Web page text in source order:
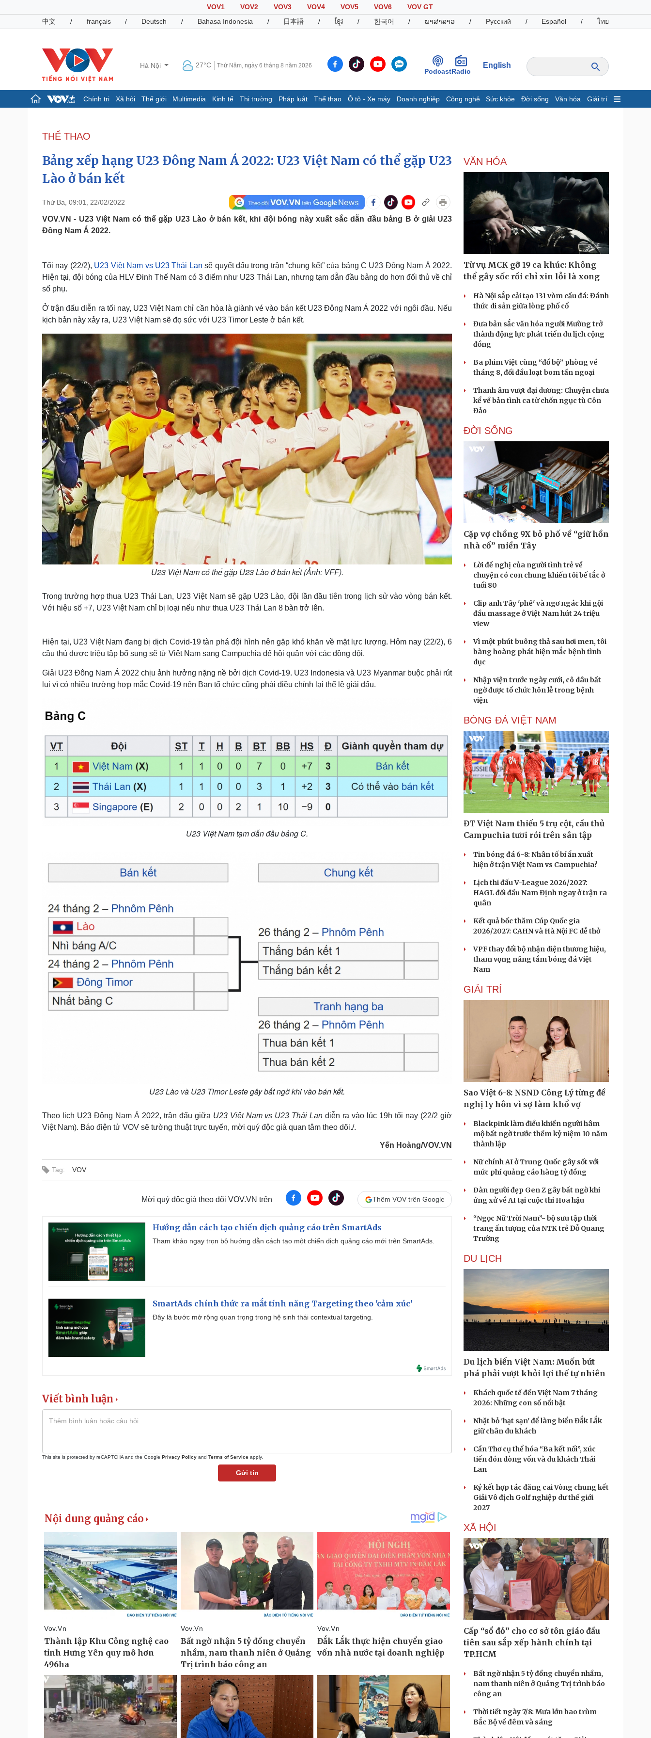
VOV1 VOV2 VOV3 VOV4 VOV5 VOV6
VOV GT
中文
/ français / Deutsch / Bahasa Indonesia / 日本語 / ខ្មែរ / 한국어 / ພາສາລາວ / Русский / Español / ไทย
Hà Nội 27°C Thứ Năm, ngày 6 tháng 8 năm 2026
PodcastRadio
English
Chính trị Xã hội Thế giới Multimedia Kinh tế Thị trường Pháp luật Thể thao Ô tô - Xe máy Doanh nghiệp Công nghệ Sức khỏe Đời sống Văn hóa Giải trí
Đảng
Tổ chức nhân sự
Quốc hội
Nhận diện sự thật
Dấu ấn VOV
Infographic
Giá cà phê
Pháp luật
Tin nóng
Tư vấn luật
Việt Nam
Thể thao
Lịch thi đấu bóng đá
Ô tô - Xe máy
Xe máy
Doanh nghiệp
Thông tin doanh nghiệp
Doanh nghiệp 24h
Công nghệ
Sành điệu
Tin Công nghệ
Trải nghiệm
Chuyển đổi số
Sức khỏe
Dinh dưỡng - món ngon
Cây thuốc
Sản phụ khoa
Nhi khoa
Nam khoa
Làm đẹp - giảm cân
Phòng mạch online
Ăn sạch sống khỏe
Đời sống
Tình yêu - Gia đình
Văn hóa
Sân khấu - Điện ảnh
Âm nhạc
Di sản
Giải trí
Du lịch
check-in
Podcast
Đọc truyện đêm khuya
Cửa sổ tình yêu
Hạt giống tâm hồn
Cải chính
THỂ THAO
Bảng xếp hạng U23 Đông Nam Á 2022: U23 Việt Nam có thể gặp U23
Lào ở bán kết
Thứ Ba, 09:01, 22/02/2022
VOV.VN - U23 Việt Nam có thể gặp U23 Lào ở bán kết, khi đội bóng này xuất sắc dẫn đầu bảng B ở giải U23
Đông Nam Á 2022.
Tối nay (22/2), U23 Việt Nam vs U23 Thái Lan sẽ quyết đấu trong trận “chung kết” của bảng C U23 Đông Nam Á 2022.
Hiện tại, đội bóng của HLV Đinh Thế Nam có 3 điểm như U23 Thái Lan, nhưng tạm dẫn đầu bảng do hơn đối thủ về chỉ
số phụ.
Ở trận đấu diễn ra tối nay, U23 Việt Nam chỉ cần hòa là giành vé vào bán kết U23 Đông Nam Á 2022 với ngôi đầu. Nếu
kịch bản này xảy ra, U23 Việt Nam sẽ đọ sức với U23 Timor Leste ở bán kết.
U23 Việt Nam có thể gặp U23 Lào ở bán kết (Ảnh: VFF).
Trong trường hợp thua U23 Thái Lan, U23 Việt Nam sẽ gặp U23 Lào, đội lần đầu tiên trong lịch sử vào vòng bán kết.
Với hiệu số +7, U23 Việt Nam chỉ bị loại nếu như thua U23 Thái Lan 8 bàn trở lên.
Hiện tại, U23 Việt Nam đang bị dịch Covid-19 tàn phá đội hình nên gặp khó khăn về mặt lực lượng. Hôm nay (22/2), 6
cầu thủ được triệu tập bổ sung sẽ từ Việt Nam sang Campuchia để hội quân với các đồng đội.
Giải U23 Đông Nam Á 2022 chịu ảnh hưởng nặng nề bởi dịch Covid-19. U23 Indonesia và U23 Myanmar buộc phải rút
lui vì có nhiều trường hợp mắc Covid-19 nên Ban tổ chức cũng phải điều chỉnh lại thể lệ giải đấu.
U23 Việt Nam tạm dẫn đầu bảng C.
U23 Lào và U23 Timor Leste gây bất ngờ khi vào bán kết.
Theo lịch U23 Đông Nam Á 2022, trận đấu giữa U23 Việt Nam vs U23 Thái Lan diễn ra vào lúc 19h tối nay (22/2 giờ
Việt Nam). Báo điện tử VOV sẽ tường thuật trực tuyến, mời quý độc giả quan tâm theo dõi./.
Yến Hoàng/VOV.VN
Tag: VOV
Mời quý độc giả theo dõi VOV.VN trên Thêm VOV trên Google
Hướng dẫn cách tạo chiến dịch quảng cáo trên SmartAds
Tham khảo ngay trọn bộ hướng dẫn cách tạo một chiến dịch quảng cáo mới trên SmartAds.
SmartAds chính thức ra mắt tính năng Targeting theo 'cảm xúc'
Đây là bước mở rộng quan trọng trong hệ sinh thái contextual targeting.
Viết bình luận
This site is protected by reCAPTCHA and the Google Privacy Policy and Terms of Service apply.
Gửi tin
VĂN HÓA
Từ vụ MCK gỡ 19 ca khúc: Không
thể gây sốc rồi chỉ xin lỗi là xong
Hà Nội sắp cải tạo 131 vòm cầu đá: Đánh
thức di sản giữa lòng phố cổ
Đưa bản sắc văn hóa người Mường trở
thành động lực phát triển du lịch cộng
đồng
Ba phim Việt cùng “đổ bộ” phòng vé
tháng 8, đối đầu loạt bom tấn ngoại
Thanh âm vượt đại dương: Chuyện chưa
kể về bản tình ca từ chốn ngục tù Côn
Đảo
ĐỜI SỐNG
Cặp vợ chồng 9X bỏ phố về “giữ hồn
nhà cổ” miền Tây
Lời đề nghị của người tình trẻ về
chuyện có con chung khiến tôi bế tắc ở
tuổi 80
Clip anh Tây 'phê' và ngơ ngác khi gội
đầu massage ở Việt Nam hút 24 triệu
view
Vì một phút buông thả sau hơi men, tôi
bàng hoàng phát hiện mắc bệnh tình
dục
Nhập viện trước ngày cưới, cô dâu bất
ngờ được tổ chức hôn lễ trong bệnh
viện
BÓNG ĐÁ VIỆT NAM
ĐT Việt Nam thiếu 5 trụ cột, cầu thủ
Campuchia tươi rói trên sân tập
Tin bóng đá 6-8: Nhân tố bí ẩn xuất
hiện ở trận Việt Nam vs Campuchia?
Lịch thi đấu V-League 2026/2027:
HAGL đối đầu Nam Định ngay ở trận ra
quân
Kết quả bốc thăm Cúp Quốc gia
2026/2027: CAHN và Hà Nội FC dễ thở
VPF thay đổi bộ nhận diện thương hiệu,
tham vọng nâng tầm bóng đá Việt
Nam
GIẢI TRÍ
Sao Việt 6-8: NSND Công Lý từng đề
nghị ly hôn vì sợ làm khổ vợ
Blackpink làm điều khiến người hâm
mộ bất ngờ trước thềm kỷ niệm 10 năm
thành lập
Nữ chính AI ở Trung Quốc gây sốt với
mức phí quảng cáo hàng tỷ đồng
Dàn người đẹp Gen Z gây bất ngờ khi
ứng xử về AI tại cuộc thi Hoa hậu
“Ngọc Nữ Trời Nam”- bộ sưu tập thời
trang ấn tượng của NTK trẻ Đỗ Quang
Trường
DU LỊCH
Du lịch biển Việt Nam: Muốn bứt
phá phải vượt khỏi lợi thế tự nhiên
Khách quốc tế đến Việt Nam 7 tháng
2026: Những con số nổi bật
Nhặt bỏ 'hạt sạn' để làng biển Đắk Lắk
giữ chân du khách
Cần Thơ cụ thể hóa “Ba kết nối”, xúc
tiến đón dòng vốn và du khách Thái
Lan
Ký kết hợp tác đăng cai Vòng chung kết
Giải Vô địch Golf nghiệp dư thế giới
2027
XÃ HỘI
Cấp “sổ đỏ” cho cơ sở tôn giáo đầu
tiên sau sắp xếp hành chính tại
TP.HCM
Bất ngờ nhận 5 tỷ đồng chuyển nhầm,
nam thanh niên ở Quảng Trị trình báo
công an
Thời tiết ngày 7/8: Mưa lớn bao trùm
Bắc Bộ về đêm và sáng